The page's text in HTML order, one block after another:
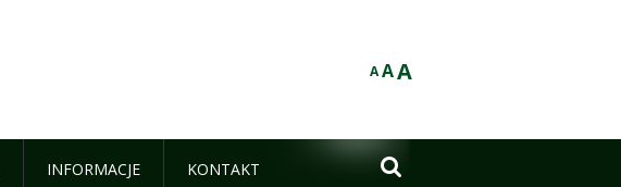
AAA
INFORMACJE KONTAKT 